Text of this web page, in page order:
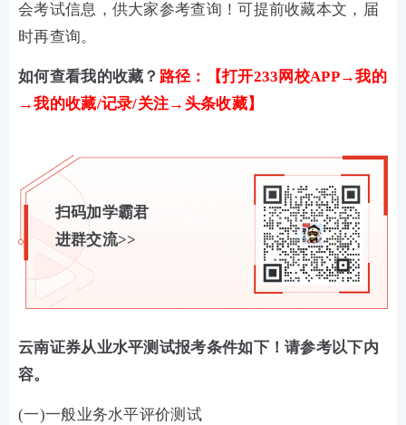
会考试信息，供大家参考查询！可提前收藏本文，届
时再查询。
如何查看我的收藏？ 路径：【打开233网校APP→我的
→我的收藏/记录/关注→头条收藏】
扫码加学霸君
进群交流>>
云南证券从业水平测试报考条件如下！请参考以下内
容。
(一)一般业务水平评价测试